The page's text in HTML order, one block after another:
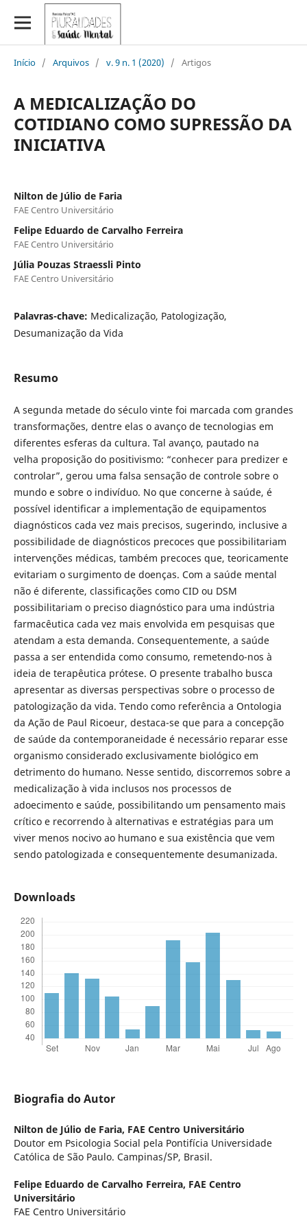
Início / Arquivos / v. 9 n. 1 (2020) / Artigos
A MEDICALIZAÇÃO DO
COTIDIANO COMO SUPRESSÃO DA
INICIATIVA
Nilton de Júlio de Faria
FAE Centro Universitário
Felipe Eduardo de Carvalho Ferreira
FAE Centro Universitário
Júlia Pouzas Straessli Pinto
FAE Centro Universitário
Palavras-chave: Medicalização, Patologização,
Desumanização da Vida
Resumo
A segunda metade do século vinte foi marcada com grandes
transformações, dentre elas o avanço de tecnologias em
diferentes esferas da cultura. Tal avanço, pautado na
velha proposição do positivismo: “conhecer para predizer e
controlar”, gerou uma falsa sensação de controle sobre o
mundo e sobre o indivíduo. No que concerne à saúde, é
possível identificar a implementação de equipamentos
diagnósticos cada vez mais precisos, sugerindo, inclusive a
possibilidade de diagnósticos precoces que possibilitariam
intervenções médicas, também precoces que, teoricamente
evitariam o surgimento de doenças. Com a saúde mental
não é diferente, classificações como CID ou DSM
possibilitariam o preciso diagnóstico para uma indústria
farmacêutica cada vez mais envolvida em pesquisas que
atendam a esta demanda. Consequentemente, a saúde
passa a ser entendida como consumo, remetendo-nos à
ideia de terapêutica prótese. O presente trabalho busca
apresentar as diversas perspectivas sobre o processo de
patologização da vida. Tendo como referência a Ontologia
da Ação de Paul Ricoeur, destaca-se que para a concepção
de saúde da contemporaneidade é necessário reparar esse
organismo considerado exclusivamente biológico em
detrimento do humano. Nesse sentido, discorremos sobre a
medicalização à vida inclusos nos processos de
adoecimento e saúde, possibilitando um pensamento mais
crítico e recorrendo à alternativas e estratégias para um
viver menos nocivo ao humano e sua existência que vem
sendo patologizada e consequentemente desumanizada.
Downloads
Biografia do Autor
Nilton de Júlio de Faria, FAE Centro Universitário
Doutor em Psicologia Social pela Pontifícia Universidade
Católica de São Paulo. Campinas/SP, Brasil.
Felipe Eduardo de Carvalho Ferreira, FAE Centro
Universitário
FAE Centro Universitário